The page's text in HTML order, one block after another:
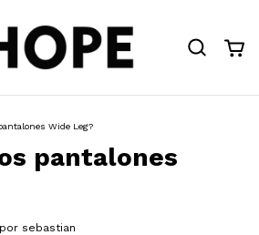
Wide Leg?
pantalones
sebastian